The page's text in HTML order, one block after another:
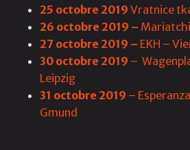
25 octobre 2019Vratnice
26 octobre 2019 –
27 octobre 2019 – EKH –
30 octobre 2019 –
Leipzig
31 octobre 2019 –
Gmund